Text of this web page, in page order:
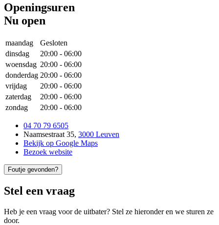
Openingsuren
Nu open
maandag
Gesloten
dinsdag
20:00 - 06:00
woensdag 20:00 - 06:00
donderdag 20:00 - 06:00
vrijdag
20:00 - 06:00
zaterdag
20:00 - 06:00
zondag
20:00 - 06:00
04 70 79 6505
Naamsestraat 35, 3000 Leuven
Bekijk op Google Maps
Bezoek website
Foutje gevonden?
Stel een vraag
Heb je een vraag voor de uitbater? Stel ze hieronder en we sturen ze
door.